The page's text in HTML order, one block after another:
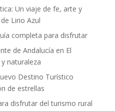
Un viaje de fe, arte y
Lirio Azul
completa para disfrutar
de Andalucía en El
naturaleza
Destino Turístico
de estrellas
disfrutar del turismo rural